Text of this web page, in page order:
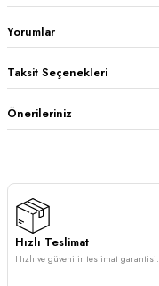
Yorumlar
Taksit Seçenekleri
Önerileriniz
Hızlı Teslimat
Hızlı ve güvenilir teslimat garantisi.